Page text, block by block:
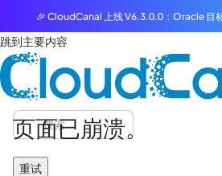
🎉 CloudCanal 上线 V6.3.0.0：Oracle 目
跳到主要内容
页面已崩溃。
重试